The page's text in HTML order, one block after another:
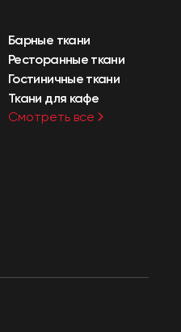
Барные ткани
Ресторанные ткани
Гостиничные ткани
Ткани для кафе
Смотреть все